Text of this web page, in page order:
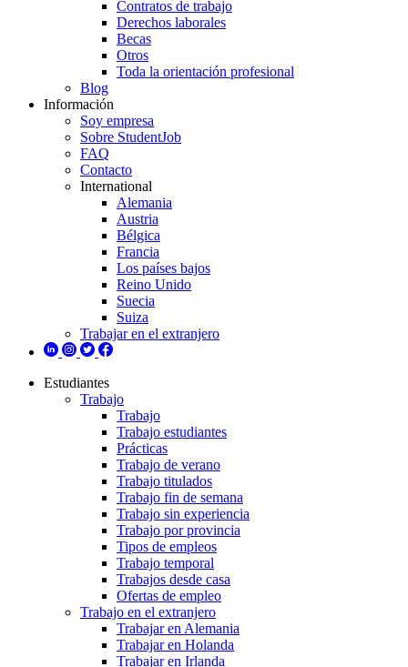
Contratos de trabajo
Derechos laborales
Becas
Otros
Toda la orientación profesional
Blog
Información
Soy empresa
Sobre StudentJob
FAQ
Contacto
International
Alemania
Austria
Bélgica
Francia
Los países bajos
Reino Unido
Suecia
Suiza
Trabajar en el extranjero
Estudiantes
Trabajo
Trabajo
Trabajo estudiantes
Prácticas
Trabajo de verano
Trabajo titulados
Trabajo fin de semana
Trabajo sin experiencia
Trabajo por provincia
Tipos de empleos
Trabajo temporal
Trabajos desde casa
Ofertas de empleo
Trabajo en el extranjero
Trabajar en Alemania
Trabajar en Holanda
Trabajar en Irlanda